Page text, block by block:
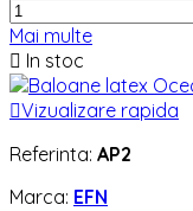
Mai multe
 In stoc
Vizualizare rapida
Referinta: AP2
Marca: EFN